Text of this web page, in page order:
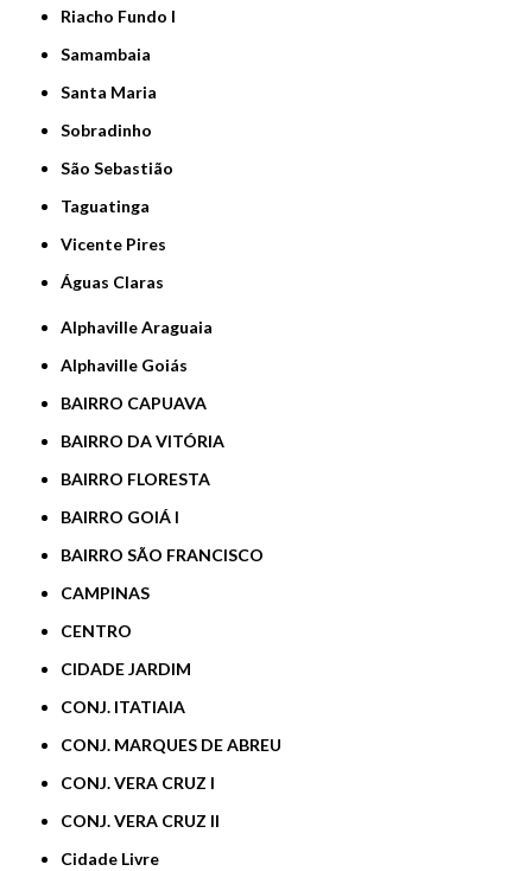
Riacho Fundo I
Samambaia
Santa Maria
Sobradinho
São Sebastião
Taguatinga
Vicente Pires
Águas Claras
Alphaville Araguaia
Alphaville Goiás
BAIRRO CAPUAVA
BAIRRO DA VITÓRIA
BAIRRO FLORESTA
BAIRRO GOIÁ I
BAIRRO SÃO FRANCISCO
CAMPINAS
CENTRO
CIDADE JARDIM
CONJ. ITATIAIA
CONJ. MARQUES DE ABREU
CONJ. VERA CRUZ I
CONJ. VERA CRUZ II
Cidade Livre